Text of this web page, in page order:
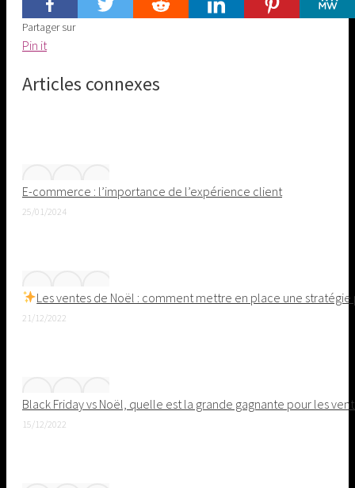
Partager sur
Pin itShare
Pinterest
Articles connexes
E-commerce : l’importance de l’expérience client
25/01/2024
Les ventes de Noël : comment mettre en place une
21/12/2022
Black Friday vs Noël, quelle est la grande gagnante pour les
15/12/2022